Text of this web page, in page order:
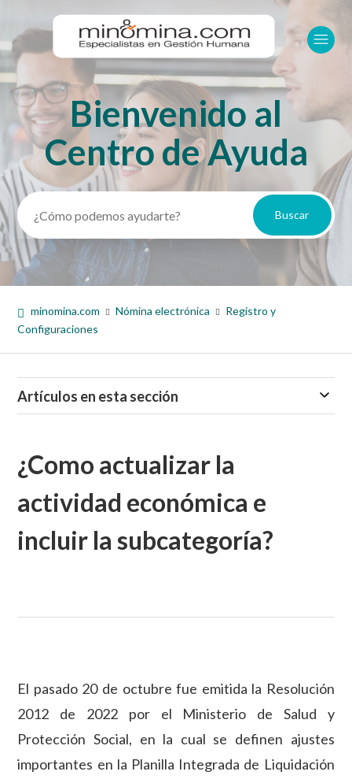
BúsquedaBienvenido al
Centro de Ayuda
minomina.com Nómina electrónica
Registro y
Configuraciones
Artículos en esta sección
¿Como actualizar la
actividad económica e
incluir la subcategoría?
El pasado 20 de octubre fue emitida la Resolución
2012 de 2022 por el Ministerio de Salud y
Protección Social, en la cual se definen ajustes
importantes en la Planilla Integrada de Liquidación